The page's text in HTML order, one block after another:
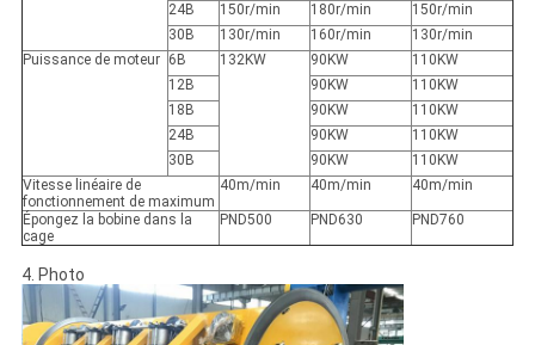
24B
150r/min 180r/min
150r/min
30B
130r/min 160r/min
130r/min
Puissance de moteur 6B 132KW 90KW
110KW
12B
90KW
110KW
18B
90KW
110KW
24B
90KW
110KW
30B
90KW
110KW
Vitesse linéaire de
fonctionnement de maximum
40m/min 40m/min 40m/min
Épongez la bobine dans la
cage
PND500 PND630 PND760
4. Photo